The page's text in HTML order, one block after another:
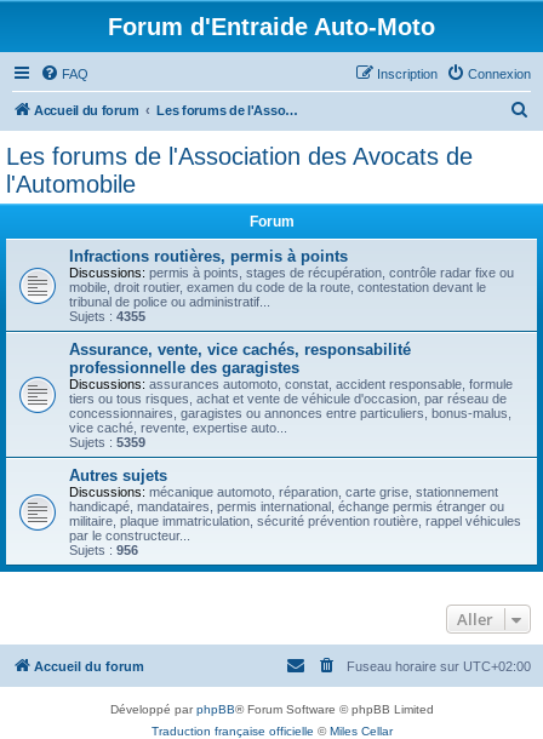
Forum d'Entraide Auto-Moto
FAQ Connexion
Inscription
Accueil du forum Les forums de l'Association des Avocats de l'Automobile
Les forums de l'Association des Avocats de
l'Automobile
Forum
Infractions routières, permis à points
Discussions: permis à points, stages de récupération, contrôle radar fixe ou
mobile, droit routier, examen du code de la route, contestation devant le
tribunal de police ou administratif...
Sujets : 4355
Assurance, vente, vice cachés, responsabilité
professionnelle des garagistes
Discussions: assurances automoto, constat, accident responsable, formule
tiers ou tous risques, achat et vente de véhicule d'occasion, par réseau de
concessionnaires, garagistes ou annonces entre particuliers, bonus-malus,
vice caché, revente, expertise auto...
Sujets : 5359
Autres sujets
Discussions: mécanique automoto, réparation, carte grise, stationnement
handicapé, mandataires, permis international, échange permis étranger ou
militaire, plaque immatriculation, sécurité prévention routière, rappel véhicules
par le constructeur...
Sujets : 956
Aller
Accueil du forum Fuseau horaire sur UTC+02:00
Développé parphpBB® Forum Software © phpBB Limited
Traduction française officielle ©Miles Cellar